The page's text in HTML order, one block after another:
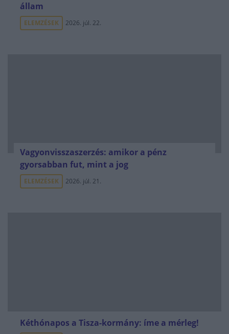
állam
ELEMZÉSEK 2026. júl. 22.
Vagyonvisszaszerzés: amikor a pénz
gyorsabban fut, mint a jog
ELEMZÉSEK 2026. júl. 21.
Kéthónapos a Tisza-kormány: íme a mérleg!